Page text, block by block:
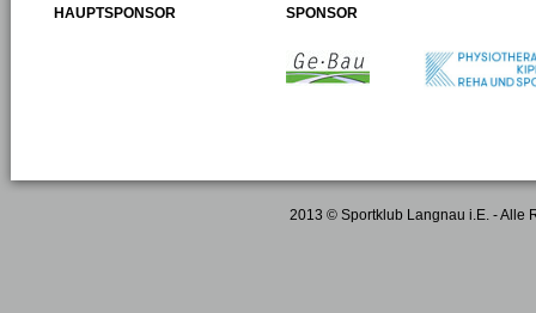
HAUPTSPONSOR SPONSOR
2013 © Sportklub Langnau i.E. - Alle